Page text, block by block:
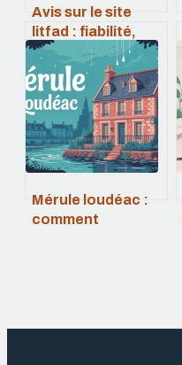
Avis sur le site
litfad : fiabilité,
sécurité et
retours clients
Mérule loudéac :
comment